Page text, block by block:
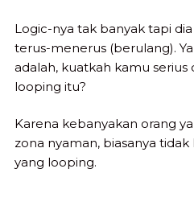
Logic-nya tak banyak tapi
terus-menerus (berulang).
adalah, kuatkah kamu
looping itu?
Karena kebanyakan orang
zona nyaman, biasanya
yang looping.